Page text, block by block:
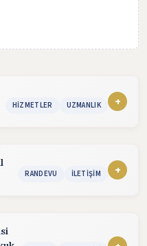
HIZMETLER UZMANLIK +
geçebilirsiniz.
RANDEVU İLETIŞIM +